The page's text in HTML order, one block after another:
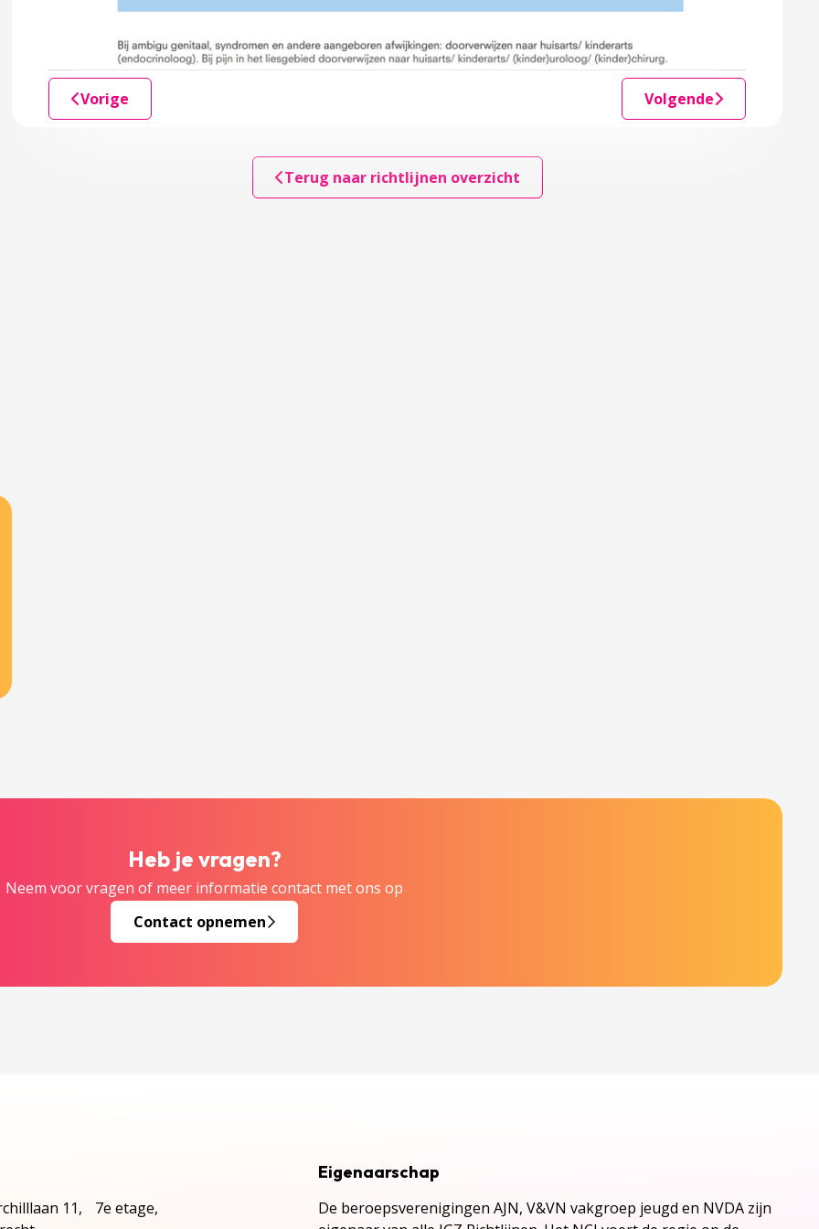
probleem
van het probleem
beslissingsanalyse
NST
NST
NST
NST
Vorige Volgende
Terug naar richtlijnen overzicht
Heb je vragen?
Neem voor vragen of meer informatie contact met ons op
Contact opnemen
11, 7e etage,
Eigenaarschap
De beroepsverenigingen AJN, V&VN vakgroep jeugd en NVDA zijn